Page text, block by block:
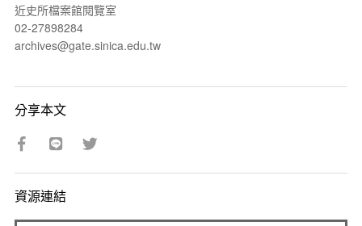
近史所檔案館閱覽室
02-27898284
archives@gate.sinica.edu.tw
分享本文
資源連結